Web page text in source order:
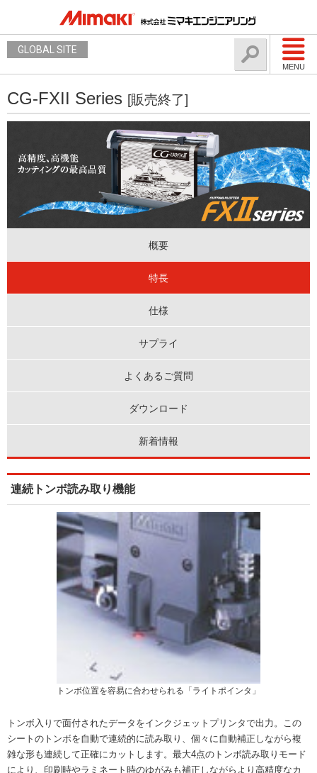
MENU
GLOBAL SITE
CG-FXII Series [販売終了]
概要
特長
仕様
サプライ
よくあるご質問
ダウンロード
新着情報
連続トンボ読み取り機能
トンボ位置を容易に合わせられる「ライトポインタ」
トンボ入りで面付されたデータをインクジェットプリンタで出力。この
シートのトンボを自動で連続的に読み取り、個々に自動補正しながら複
雑な形も連続して正確にカットします。最大4点のトンボ読み取りモード
により、印刷時やラミネート時のゆがみも補正しながらより高精度なカ